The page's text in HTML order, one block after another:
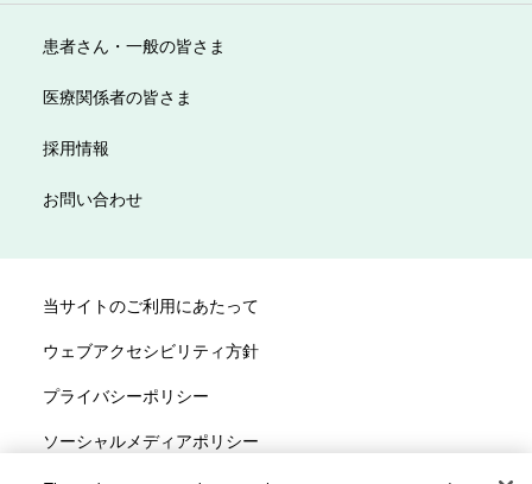
患者さん・一般の皆さま
医療関係者の皆さま
採用情報
お問い合わせ
当サイトのご利用にあたって
ウェブアクセシビリティ方針
プライバシーポリシー
ソーシャルメディアポリシー